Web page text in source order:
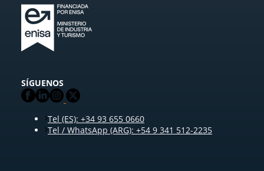
SÍGUENOS
Tel (ES): +34 93 655 0660
Tel / WhatsApp (ARG): +54 9 341 512-2235